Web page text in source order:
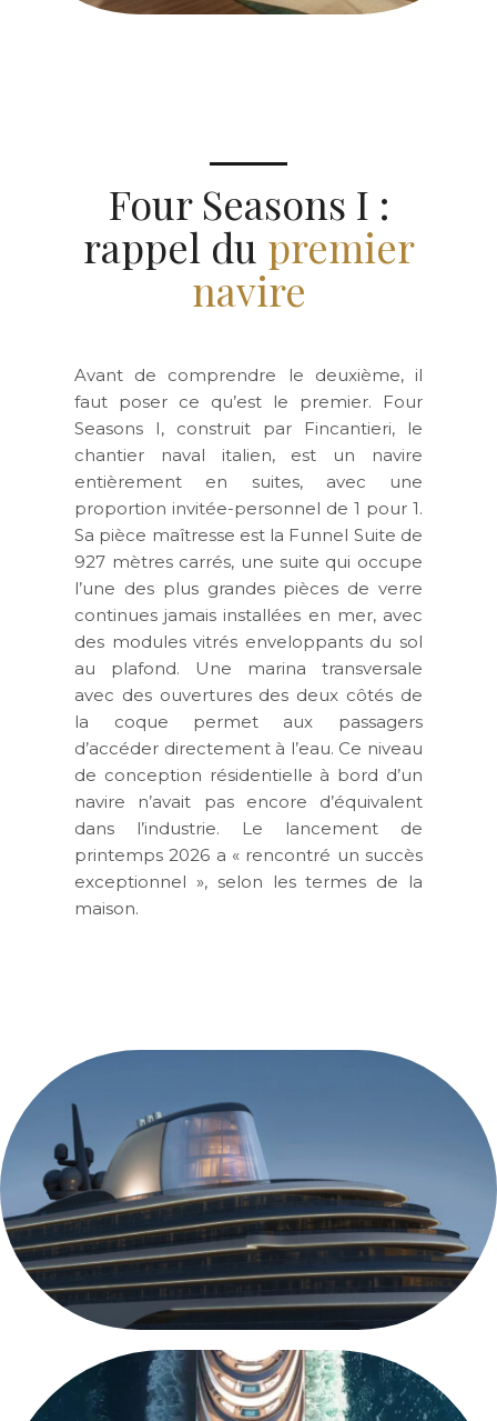
Four Seasons I :
rappel du premier
navire
Avant de comprendre le deuxième, il
faut poser ce qu’est le premier. Four
Seasons I, construit par Fincantieri, le
chantier naval italien, est un navire
entièrement en suites, avec une
proportion invitée-personnel de 1 pour 1.
Sa pièce maîtresse est la Funnel Suite de
927 mètres carrés, une suite qui occupe
l’une des plus grandes pièces de verre
continues jamais installées en mer, avec
des modules vitrés enveloppants du sol
au plafond. Une marina transversale
avec des ouvertures des deux côtés de
la coque permet aux passagers
d’accéder directement à l’eau. Ce niveau
de conception résidentielle à bord d’un
navire n’avait pas encore d’équivalent
dans l’industrie. Le lancement de
printemps 2026 a « rencontré un succès
exceptionnel », selon les termes de la
maison.